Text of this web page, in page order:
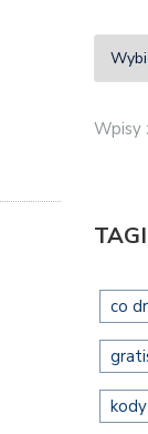
Wpisy
TAGI
co